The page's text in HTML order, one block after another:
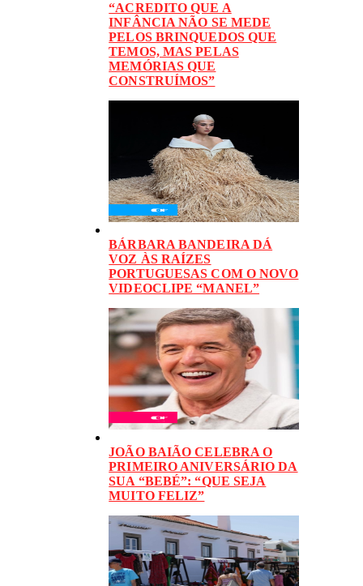
“ACREDITO QUE A
INFÂNCIA NÃO SE MEDE
PELOS BRINQUEDOS QUE
TEMOS, MAS PELAS
MEMÓRIAS QUE
CONSTRUÍMOS”
BÁRBARA BANDEIRA DÁ
VOZ ÀS RAÍZES
PORTUGUESAS COM O NOVO
VIDEOCLIPE “MANEL”
JOÃO BAIÃO CELEBRA O
PRIMEIRO ANIVERSÁRIO DA
SUA “BEBÉ”: “QUE SEJA
MUITO FELIZ”